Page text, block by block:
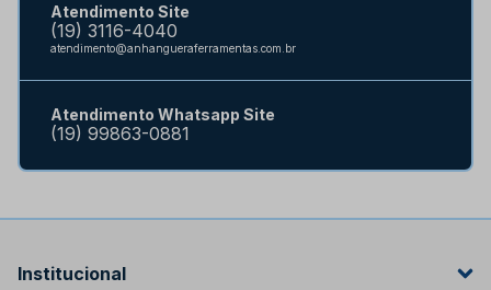
Atendimento Site
(19) 3116-4040
atendimento@anhangueraferramentas.com.br
Atendimento Whatsapp Site
(19) 99863-0881
Institucional